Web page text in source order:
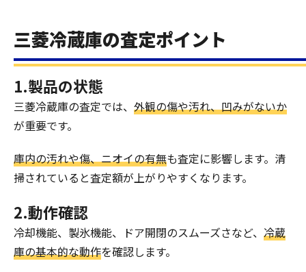
三菱冷蔵庫の査定ポイント
1.製品の状態
三菱冷蔵庫の査定では、 外観の傷や汚れ、凹みがないか
が重要です。
庫内の汚れや傷、ニオイの有無も査定に影響します。清
掃されていると査定額が上がりやすくなります。
2.動作確認
冷却機能、製氷機能、ドア開閉のスムーズさなど、 冷蔵
庫の基本的な動作を確認します。